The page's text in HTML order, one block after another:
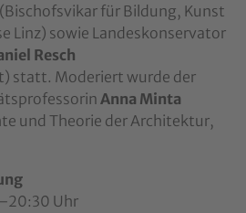
(Bischofsvikar für Bildung, Kunst
Linz) sowie Landeskonservator
Resch
statt. Moderiert wurde der
Anna Minta
und Theorie der Architektur,
Uhr